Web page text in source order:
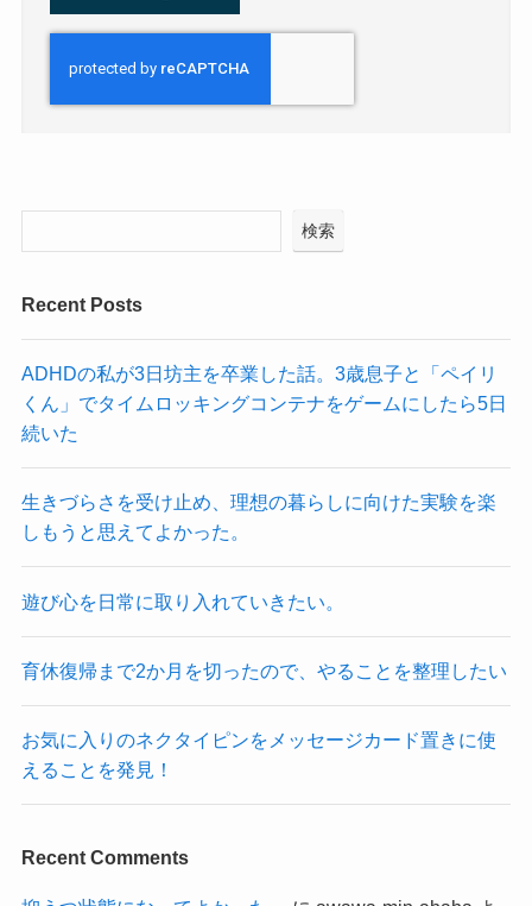
検索
Recent Posts
ADHDの私が3日坊主を卒業した話。3歳息子と「ペイリ
くん」でタイムロッキングコンテナをゲームにしたら5日
続いた
生きづらさを受け止め、理想の暮らしに向けた実験を楽
しもうと思えてよかった。
遊び心を日常に取り入れていきたい。
育休復帰まで2か月を切ったので、やることを整理したい
お気に入りのネクタイピンをメッセージカード置きに使
えることを発見！
Recent Comments